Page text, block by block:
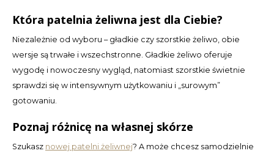
Która patelnia żeliwna jest dla Ciebie?
Niezależnie od wyboru – gładkie czy szorstkie żeliwo, obie
wersje są trwałe i wszechstronne. Gładkie żeliwo oferuje
wygodę i nowoczesny wygląd, natomiast szorstkie świetnie
sprawdzi się w intensywnym użytkowaniu i „surowym”
gotowaniu.
Poznaj różnicę na własnej skórze
Szukasz nowej patelni żeliwnej? A może chcesz samodzielnie